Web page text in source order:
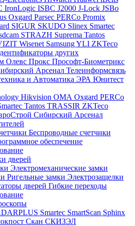
IronLogic ISBC J2000 J-Lock JSBo
Oxgard Parsec PERCo Promix
SIGUR SKUDO Slinex Smartec
STRAZH Suprema Tantos
Wisenet SamsungYLI ZKTeco
других
Олевс Прокс Прософт-Биометрикс
Арсенал Телеинформсвязь
и Автоматика ЭРА Юнитест
Hikvision ОМА Oxgard PERCo
Tantos TRASSIR ZKTeco
Сибирский Арсенал
Беспроводные счетчики
обеспечение
дверей
Электромеханические замки
Ригельные замки Электрозащелки
дверей Гибкие переходы
Smartec SmartScan Sphinx
Скан СКИЗЭЛ